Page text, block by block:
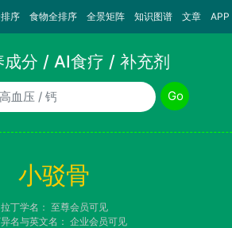
序 食物全排序 全景矩阵 知识图谱 文章 APP
成分 / AI食疗 / 补充剂
Go
小驳骨
拉丁学名： 至尊会员可见
名与英文名： 企业会员可见